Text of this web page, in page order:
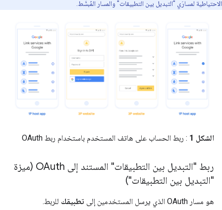
الاحتياطية لمسارَي "التبديل بين التطبيقات" والمسار المُبسَّط.
الشكل 1 : ربط الحساب على هاتف المستخدم باستخدام ربط OAuth
ربط "التبديل بين التطبيقات" المستند إلى OAuth (ميزة
"التبديل بين التطبيقات")
هو مسار OAuth الذي يرسل المستخدمين إلى تطبيقك للربط.